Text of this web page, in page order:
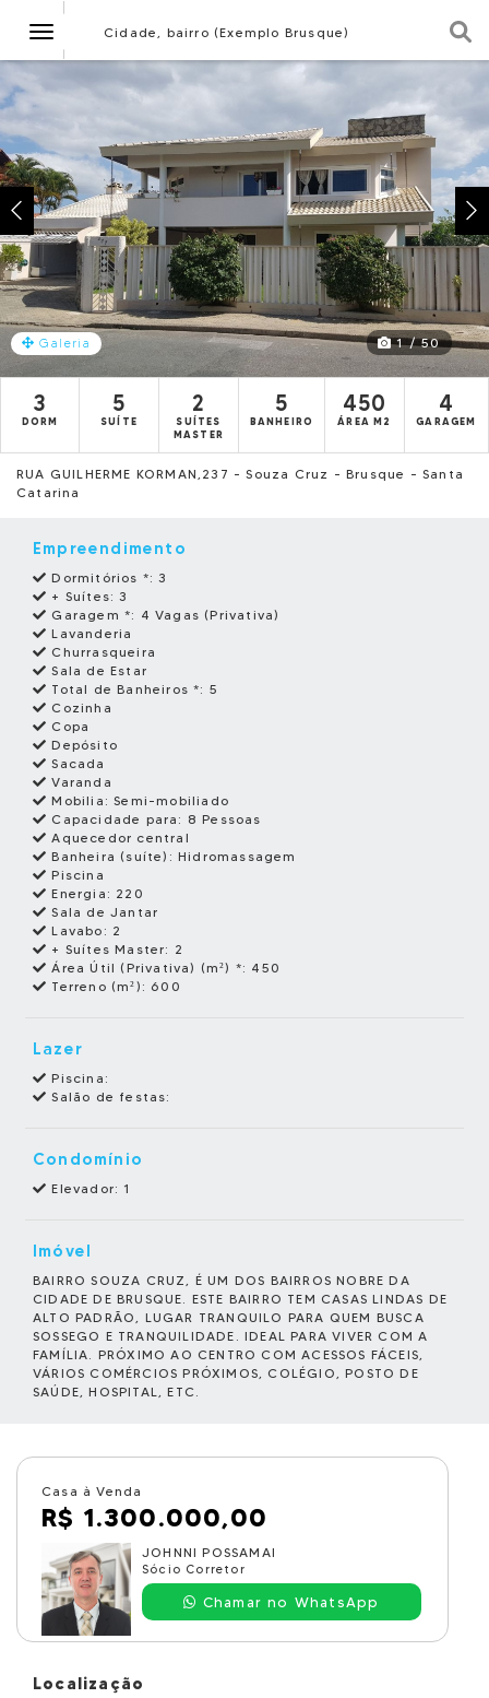
NavegaçãoCidade, bairro (Exemplo Brusque)
Galeria 1 / 50
3
DORM
5
SUÍTE
2
SUÍTES
MASTER
5
BANHEIRO
450
ÁREA M2
4
GARAGEM
RUA GUILHERME KORMAN,237 - Souza Cruz - Brusque - Santa
Catarina
Empreendimento
Dormitórios *:3
+ Suítes:3
Garagem *: 4 Vagas (Privativa)
Lavanderia
Churrasqueira
Sala de Estar
Total de Banheiros *: 5
Cozinha
Copa
Depósito
Sacada
Varanda
Mobilia:Semi-mobiliado
Capacidade para: 8 Pessoas
Aquecedor central
Banheira (suíte):Hidromassagem
Piscina
Energia: 220
Sala de Jantar
Lavabo: 2
+ Suítes Master: 2
Área Útil (Privativa) (m²) *: 450
Terreno (m²):600
Lazer
Piscina:
Salão de festas:
Condomínio
Elevador: 1
Imóvel
BAIRRO SOUZA CRUZ, É UM DOS BAIRROS NOBRE DA
CIDADE DE BRUSQUE. ESTE BAIRRO TEM CASAS LINDAS DE
ALTO PADRÃO, LUGAR TRANQUILO PARA QUEM BUSCA
SOSSEGO E TRANQUILIDADE. IDEAL PARA VIVER COM A
FAMÍLIA. PRÓXIMO AO CENTRO COM ACESSOS FÁCEIS,
VÁRIOS COMÉRCIOS PRÓXIMOS, COLÉGIO, POSTO DE
SAÚDE, HOSPITAL, ETC.
Casa à Venda
R$ 1.300.000,00
JOHNNI POSSAMAI
Sócio Corretor
Chamar no WhatsApp
Localização